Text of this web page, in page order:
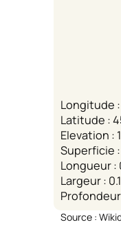
Longitude
Latitude :
Elevation :
Superficie
Longueur :
Largeur :
Source :